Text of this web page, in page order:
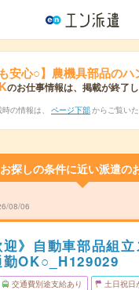
安心○】農機具部品の
のお仕事情報は、掲載が終了
の情報は、 ページ下部 からご覧いた
お探しの条件に近い派遣の
08/06
迎》自動車部品組
OK○_H129029
交通費別途支給あり 土日祝日